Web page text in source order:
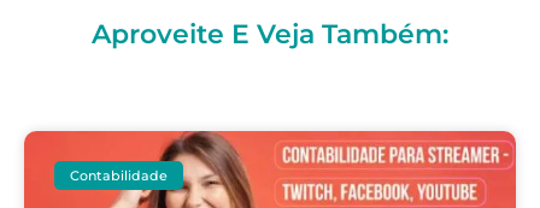
Aproveite E Veja Também:
Contabilidade